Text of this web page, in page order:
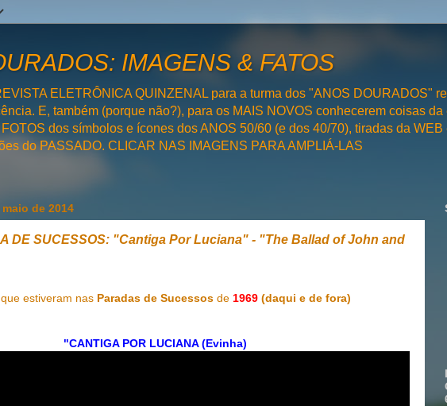
IMAGENS & FATOS
ELETRÔNICA QUINZENAL para a turma dos "ANOS DOURADOS"
E, também (porque não?), para os MAIS NOVOS conhecerem coisas
dos símbolos e ícones dos ANOS 50/60 (e dos 40/70), tiradas da
do PASSADO. CLICAR NAS IMAGENS PARA AMPLIÁ-LAS
de 2014
DE SUCESSOS: "Cantiga Por Luciana" - "The Ballad of John and
estiveram nas Paradas de Sucessos de 1969 (daqui e de fora)
"CANTIGA POR LUCIANA (Evinha)